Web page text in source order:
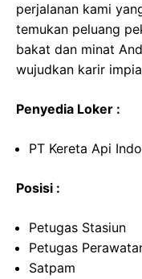
perjalanan kami
temukan peluang
bakat dan minat
wujudkan karir
Penyedia Loker :
PT Kereta Api
Posisi :
Petugas Stasiun
Petugas
Satpam